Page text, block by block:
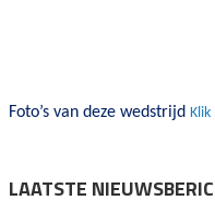
Foto’s van deze wedstrijd Klik
LAATSTE